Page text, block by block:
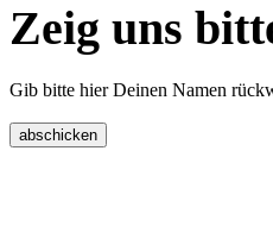
Zeig uns
Gib bitte hier Deinen Namen